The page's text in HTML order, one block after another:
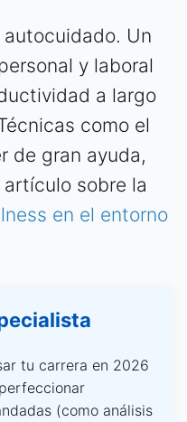
Un
y laboral
a largo
como el
de gran ayuda,
sobre la
en el entorno
tu carrera en 2026
(como análisis